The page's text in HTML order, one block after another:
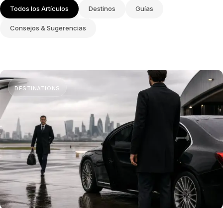
Todos los Artículos Destinos Guías
Consejos & Sugerencias
DESTINATIONS